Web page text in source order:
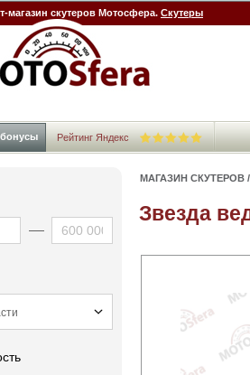
магазин скутеров Мотосфера. Скутеры
Рейтинг Яндекс
МАГАЗИН СКУТЕРОВ /
Звезда